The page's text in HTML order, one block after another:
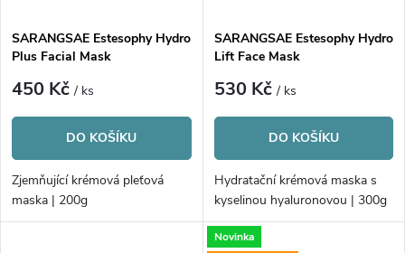
SARANGSAE Estesophy Hydro
Plus Facial Mask
450 Kč/ ks
DO KOŠÍKU
Zjemňující krémová pleťová
maska | 200g
SARANGSAE Estesophy Hydro
Lift Face Mask
530 Kč/ ks
DO KOŠÍKU
Hydratační krémová maska s
kyselinou hyaluronovou | 300g
Novinka